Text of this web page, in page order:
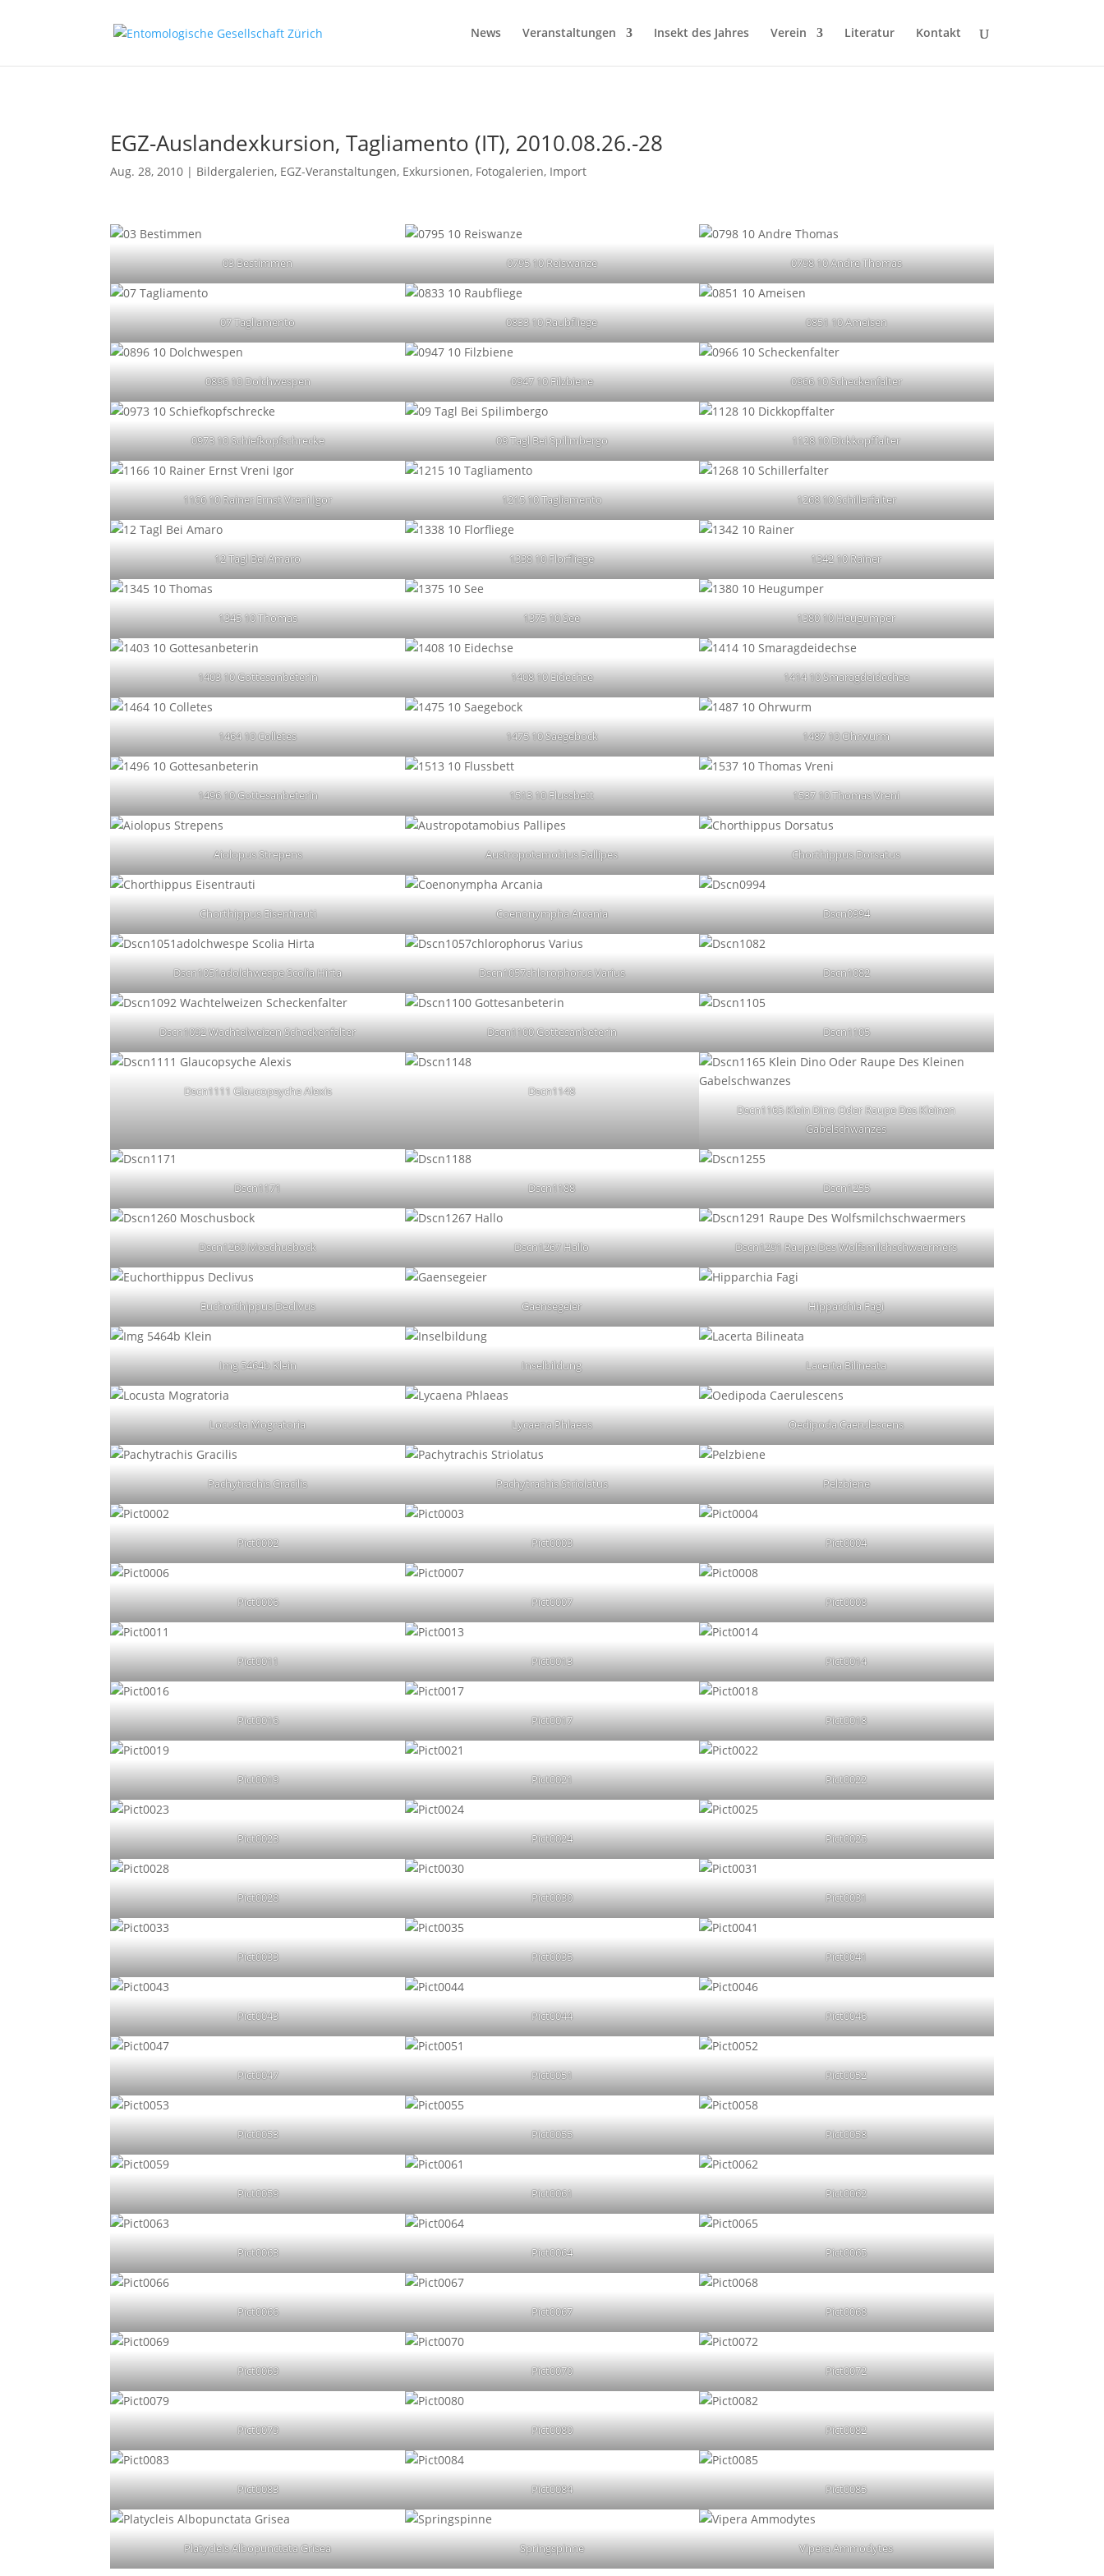
News Veranstaltungen Insekt des Jahres Verein Literatur Kontakt
EGZ-Auslandexkursion, Tagliamento (IT), 2010.08.26.-28
Aug. 28, 2010 | Bildergalerien, EGZ-Veranstaltungen, Exkursionen, Fotogalerien, Import
03 Bestimmen 0795 10 Reiswanze 0798 10 Andre Thomas
07 Tagliamento 0833 10 Raubfliege 0851 10 Ameisen
0896 10 Dolchwespen 0947 10 Filzbiene 0966 10 Scheckenfalter
0973 10 Schiefkopfschrecke 09 Tagl Bei Spilimbergo 1128 10 Dickkopffalter
1166 10 Rainer Ernst Vreni Igor 1215 10 Tagliamento 1268 10 Schillerfalter
12 Tagl Bei Amaro 1338 10 Florfliege 1342 10 Rainer
1345 10 Thomas 1375 10 See 1380 10 Heugumper
1403 10 Gottesanbeterin 1408 10 Eidechse 1414 10 Smaragdeidechse
1464 10 Colletes 1475 10 Saegebock 1487 10 Ohrwurm
1496 10 Gottesanbeterin 1513 10 Flussbett 1537 10 Thomas Vreni
Aiolopus Strepens Austropotamobius Pallipes Chorthippus Dorsatus
Chorthippus Eisentrauti Coenonympha Arcania Dscn0994
Dscn1051adolchwespe Scolia Hirta Dscn1057chlorophorus Varius Dscn1082
Dscn1092 Wachtelweizen Scheckenfalter Dscn1100 Gottesanbeterin Dscn1105
Dscn1111 Glaucopsyche Alexis
Dscn1148
Dscn1165 Klein Dino Oder Raupe Des Kleinen
Gabelschwanzes
Dscn1171 Dscn1188 Dscn1255
Dscn1260 Moschusbock Dscn1267 Hallo Dscn1291 Raupe Des Wolfsmilchschwaermers
Euchorthippus Declivus Gaensegeier Hipparchia Fagi
Img 5464b Klein Inselbildung Lacerta Bilineata
Locusta Mogratoria Lycaena Phlaeas Oedipoda Caerulescens
Pachytrachis Gracilis Pachytrachis Striolatus Pelzbiene
Pict0002 Pict0003 Pict0004
Pict0006 Pict0007 Pict0008
Pict0011 Pict0013 Pict0014
Pict0016 Pict0017 Pict0018
Pict0019 Pict0021 Pict0022
Pict0023 Pict0024 Pict0025
Pict0028 Pict0030 Pict0031
Pict0033 Pict0035 Pict0041
Pict0043 Pict0044 Pict0046
Pict0047 Pict0051 Pict0052
Pict0053 Pict0055 Pict0058
Pict0059 Pict0061 Pict0062
Pict0063 Pict0064 Pict0065
Pict0066 Pict0067 Pict0068
Pict0069 Pict0070 Pict0072
Pict0079 Pict0080 Pict0082
Pict0083 Pict0084 Pict0085
Platycleis Albopunctata Grisea Springspinne Vipera Ammodytes